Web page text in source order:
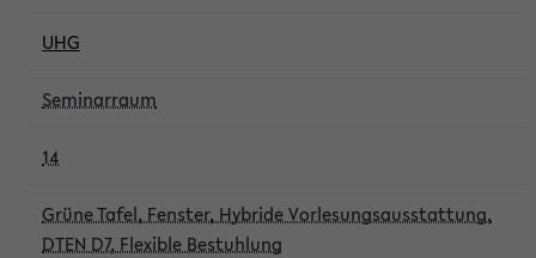
UHG
Seminarraum
14
Grüne Tafel, Fenster, Hybride Vorlesungsausstattung,
DTEN D7, Flexible Bestuhlung